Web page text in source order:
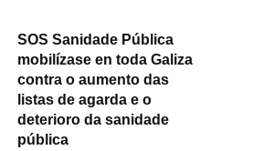
SOS Sanidade Pública
mobilízase en toda Galiza
contra o aumento das
listas de agarda e o
deterioro da sanidade
pública